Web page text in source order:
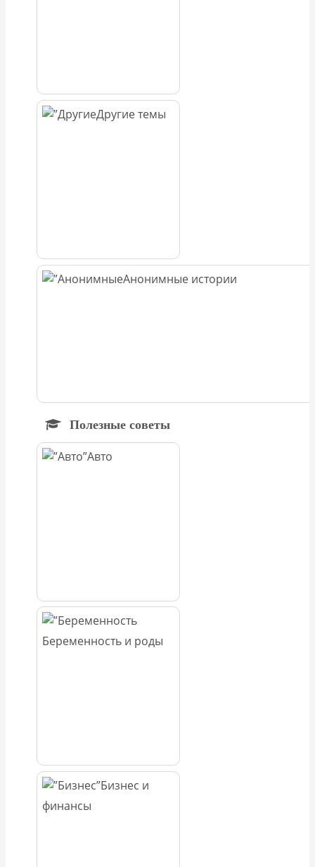
Другие темы
Анонимные истории
Полезные советы
Авто
Беременность и роды
Бизнес и
финансы